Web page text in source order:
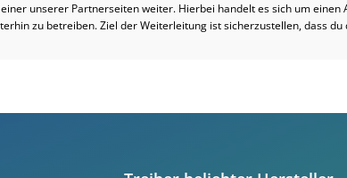
unserer Partnerseiten weiter. Hierbei handelt es sich um
zu betreiben. Ziel der Weiterleitung ist sicherzustellen, dass